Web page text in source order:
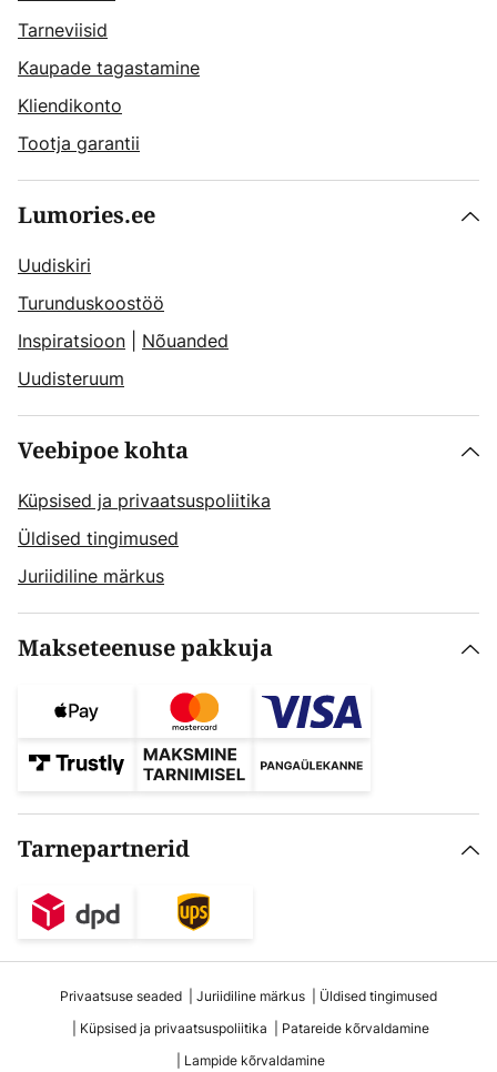
Tarneviisid
Kaupade tagastamine
Kliendikonto
Tootja garantii
Lumories.ee
Uudiskiri
Turunduskoostöö
Inspiratsioon
Nõuanded
Uudisteruum
Veebipoe kohta
Küpsised ja privaatsuspoliitika
Üldised tingimused
Juriidiline märkus
Makseteenuse pakkuja
Tarnepartnerid
Privaatsuse seaded Juriidiline märkus
Üldised tingimused
Küpsised ja privaatsuspoliitika
Patareide kõrvaldamine
Lampide kõrvaldamine